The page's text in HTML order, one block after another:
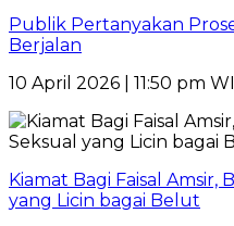
Publik Pertanyakan
Berjalan
10 April 2026 | 11:50 pm
Kiamat Bagi Faisal Amsir,
yang Licin bagai Belut